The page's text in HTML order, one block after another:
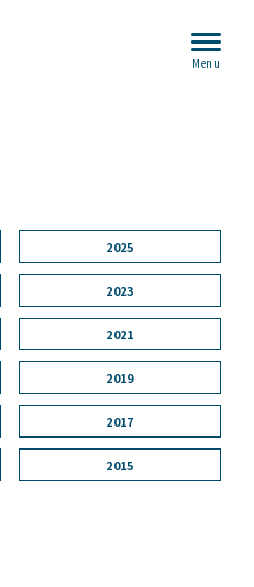
Menu
2025
2023
2021
2019
2017
2015